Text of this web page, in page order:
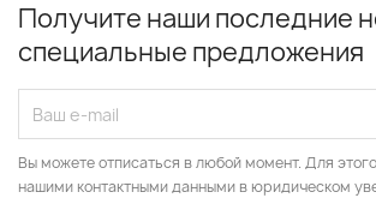
Получите наши последние
специальные предложения
Вы можете отписаться в любой момент. Для
нашими контактными данными в юридическом